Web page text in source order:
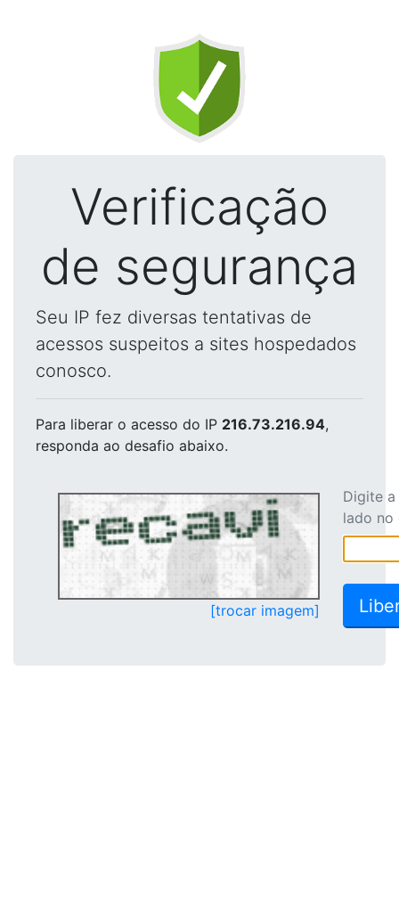
Verificação
de segurança
Seu IP fez diversas tentativas de
acessos suspeitos a sites hospedados
conosco.
Para liberar o acesso do IP 216.73.216.94,
responda ao desafio abaixo.
[trocar imagem]
Digite
lado no